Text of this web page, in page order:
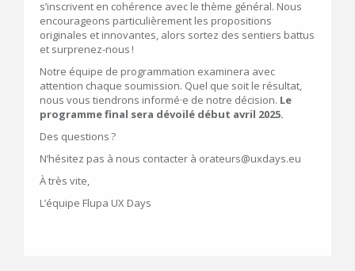
s’inscrivent en cohérence avec le thème général. Nous
encourageons particulièrement les propositions
originales et innovantes, alors sortez des sentiers battus
et surprenez-nous !
Notre équipe de programmation examinera avec
attention chaque soumission. Quel que soit le résultat,
nous vous tiendrons informé·e de notre décision. Le
programme final sera dévoilé début avril 2025.
Des questions ?
N’hésitez pas à nous contacter à orateurs@uxdays.eu
À très vite,
L’équipe Flupa UX Days